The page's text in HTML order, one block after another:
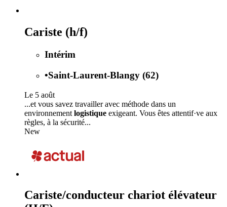
Cariste (h/f)
Intérim
•Saint-Laurent-Blangy (62)
Le 5 août
...et vous savez travailler avec méthode dans un
environnement logistique exigeant. Vous êtes attentif·ve aux
règles, à la sécurité...
New
Cariste/conducteur chariot élévateur